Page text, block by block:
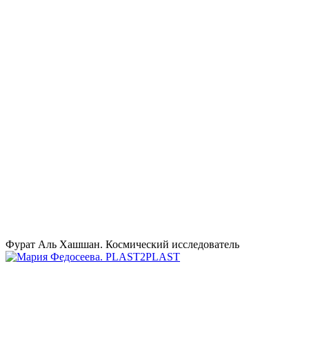
Фурат Аль Хашшан. Космический исследователь